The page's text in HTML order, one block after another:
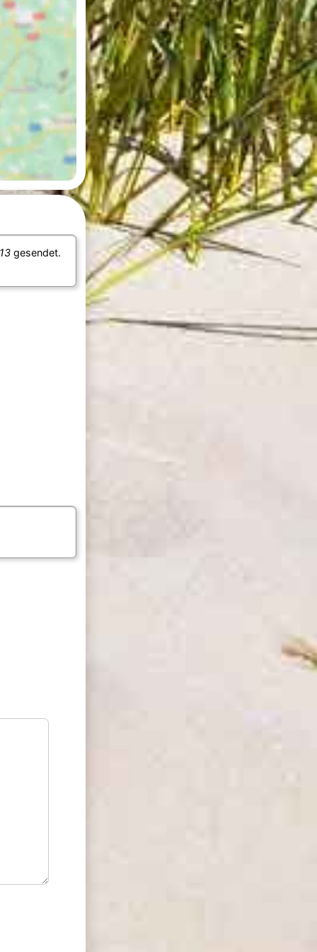
gesendet.